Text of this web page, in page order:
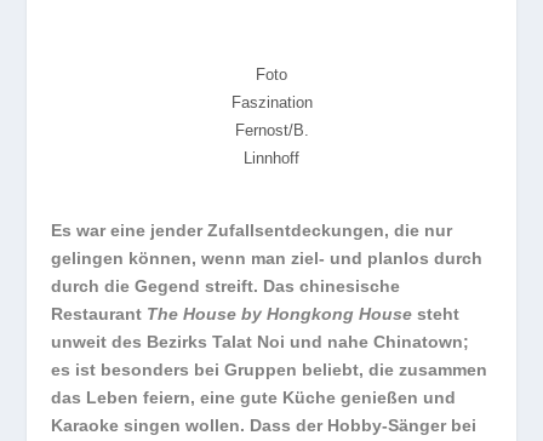
Foto
Faszination
Fernost/B.
Linnhoff
Es war eine jender Zufallsentdeckungen, die nur
gelingen können, wenn man ziel- und planlos durch
durch die Gegend streift. Das chinesische
Restaurant The House by Hongkong House steht
unweit des Bezirks Talat Noi und nahe Chinatown;
es ist besonders bei Gruppen beliebt, die zusammen
das Leben feiern, eine gute Küche genießen und
Karaoke singen wollen. Dass der Hobby-Sänger bei